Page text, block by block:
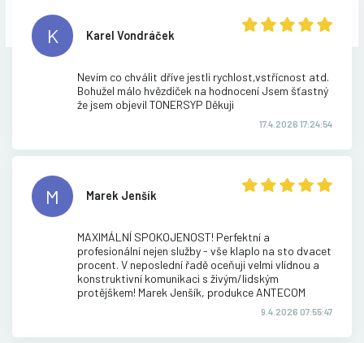
K Karel Vondráček
Nevím co chválit dříve jestli rychlost,vstřícnost atd.
Bohužel málo hvězdiček na hodnocení Jsem šťastný
že jsem objevil TONERSYP Děkuji
17.4.2026 17:24:54
M Marek Jenšík
MAXIMÁLNÍ SPOKOJENOST! Perfektní a
profesionální nejen služby - vše klaplo na sto dvacet
procent. V neposlední řadě oceňuji velmi vlídnou a
konstruktivní komunikaci s živým/lidským
protějškem! Marek Jenšík, produkce ANTECOM
9.4.2026 07:55:47